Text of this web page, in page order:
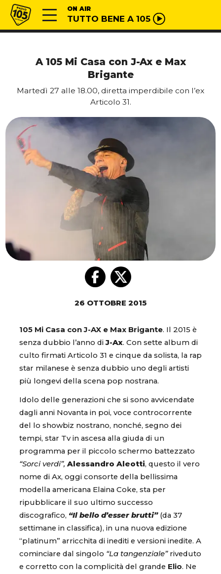
Vai al contenuto
Radio 105 ON AIR
TUTTO BENE A 105
A 105 Mi Casa con J-Ax e Max
Brigante
Martedì 27 alle 18.00, diretta imperdibile con l’ex
Articolo 31.
26 OTTOBRE 2015
105 Mi Casa con J-AX e Max Brigante. Il 2015 è
senza dubbio l’anno diJ-Ax. Con sette album di
culto firmati Articolo 31 e cinque da solista, la rap
star milanese è senza dubbio uno degli artisti
più longevi della scena pop nostrana.
Idolo delle generazioni che si sono avvicendate
dagli anni Novanta in poi, voce controcorrente
del lo showbiz nostrano, nonché, segno dei
tempi, star Tv in ascesa alla giuda di un
programma per il piccolo schermo battezzato
“Sorci verdi”, Alessandro Aleotti, questo il vero
nome di Ax, oggi consorte della bellissima
modella americana Elaina Coke, sta per
ripubblicare il suo ultimo successo
discografico, “Il bello d’esser brutti”(da 37
settimane in classifica), in una nuova edizione
“platinum” arricchita di inediti e versioni inedite. A
cominciare dal singolo “La tangenziale”riveduto
e corretto con la complicità del grande Elio. Ne